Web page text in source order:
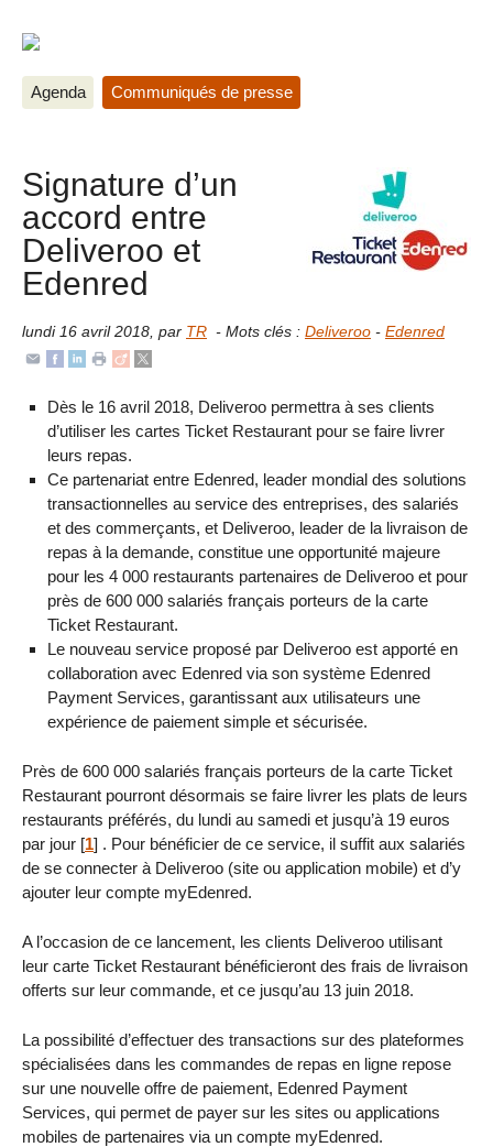
Agenda Communiqués de presse
Signature d’un
accord entre
Deliveroo et
Edenred
lundi 16 avril 2018, par TR - Mots clés : Deliveroo - Edenred
Dès le 16 avril 2018, Deliveroo permettra à ses clients
d’utiliser les cartes Ticket Restaurant pour se faire livrer
leurs repas.
Ce partenariat entre Edenred, leader mondial des solutions
transactionnelles au service des entreprises, des salariés
et des commerçants, et Deliveroo, leader de la livraison de
repas à la demande, constitue une opportunité majeure
pour les 4 000 restaurants partenaires de Deliveroo et pour
près de 600 000 salariés français porteurs de la carte
Ticket Restaurant.
Le nouveau service proposé par Deliveroo est apporté en
collaboration avec Edenred via son système Edenred
Payment Services, garantissant aux utilisateurs une
expérience de paiement simple et sécurisée.
Près de 600 000 salariés français porteurs de la carte Ticket
Restaurant pourront désormais se faire livrer les plats de leurs
restaurants préférés, du lundi au samedi et jusqu’à 19 euros
par jour [1] . Pour bénéficier de ce service, il suffit aux salariés
de se connecter à Deliveroo (site ou application mobile) et d’y
ajouter leur compte myEdenred.
A l’occasion de ce lancement, les clients Deliveroo utilisant
leur carte Ticket Restaurant bénéficieront des frais de livraison
offerts sur leur commande, et ce jusqu’au 13 juin 2018.
La possibilité d’effectuer des transactions sur des plateformes
spécialisées dans les commandes de repas en ligne repose
sur une nouvelle offre de paiement, Edenred Payment
Services, qui permet de payer sur les sites ou applications
mobiles de partenaires via un compte myEdenred.